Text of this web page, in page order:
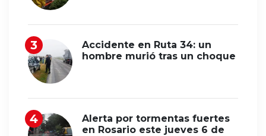
Accidente en Ruta 34: un
hombre murió tras un choque
Alerta por tormentas fuertes
en Rosario este jueves 6 de